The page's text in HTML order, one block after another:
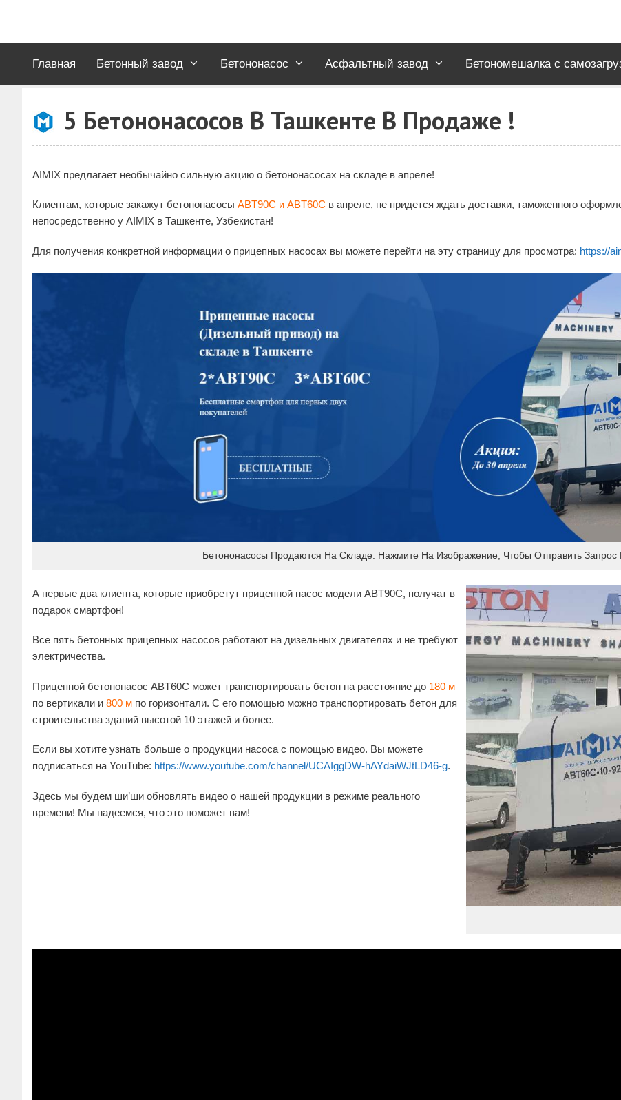
Главная Бетонный завод Бетононасос Асфальтный завод Бетономешалка с
5 Бетононасосов В Ташкенте В Продаже !
AIMIX предлагает необычайно сильную акцию о бетононасосах на складе в апреле!
Клиентам, которые закажут бетононасосы ABT90C и ABT60C в апреле, не придется ждать доставки, таможенного
непосредственно у AIMIX в Ташкенте, Узбекистан!
Для получения конкретной информации о прицепных насосах вы можете перейти на эту страницу для просмотра: https://
Бетононасосы Продаются На Складе. Нажмите На Изображение, Чтобы Отправить Запрос
А первые два клиента, которые приобретут прицепной насос модели ABT90C, получат в
подарок смартфон!
Все пять бетонных прицепных насосов работают на дизельных двигателях и не требуют
электричества.
Прицепной бетононасос ABT60C может транспортировать бетон на расстояние до 180 м
по вертикали и 800 м по горизонтали. С его помощью можно транспортировать бетон для
строительства зданий высотой 10 этажей и более.
Если вы хотите узнать больше о продукции насоса с помощью видео. Вы можете
подписаться на YouTube: https://www.youtube.com/channel/UCAIggDW-hAYdaiWJtLD46-g.
Здесь мы будем ши’ши обновлять видео о нашей продукции в режиме реального
времени! Мы надеемся, что это поможет вам!